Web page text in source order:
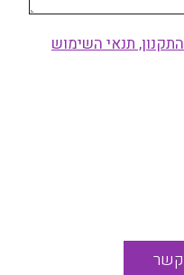
התקנון, תנאי השימוש